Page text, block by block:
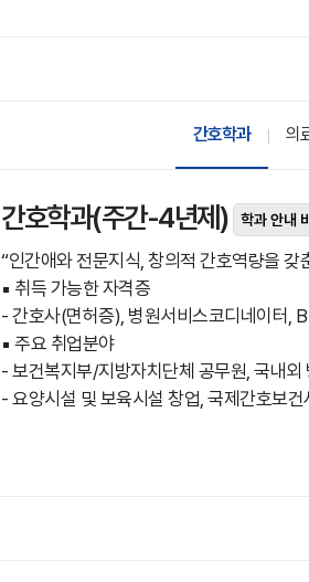
간호학과 의
간호학과(주간-4년제) 학과 안내
“인간애와 전문지식, 창의적 간호역량을 갖
▪ 취득 가능한 자격증
- 간호사(면허증), 병원서비스코디네이터,
▪ 주요 취업분야
- 보건복지부/지방자치단체 공무원, 국내외
- 요양시설 및 보육시설 창업, 국제간호보